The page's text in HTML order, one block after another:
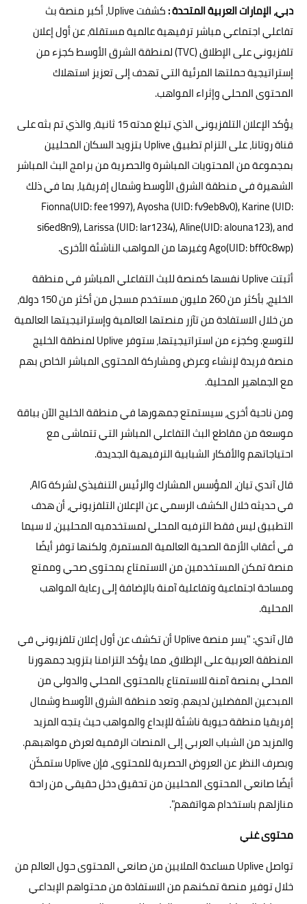
دبي، الإمارات العربية المتحدة:
كشفت Uplive، أكبر منصة بث
تفاعلي اجتماعي مباشر ترفيهية عالمية مستقلة، عن أول إعلان
تلفزيوني على الإطلاق (TVC) لمنطقة الشرق الأوسط كجزء من
إستراتيجية حملتها المرئية التي تهدف إلى تعزيز استهلاك
المحتوى المحلي وإثراء المواهب.
يؤكد الإعلان التلفزيوني الذي تبلغ مدته 15 ثانية، والذي تم بثه على
قناة روتانا، على التزام تطبيق Uplive بتزويد السكان المحليين
بمجموعة من المحتويات المباشرة والحصرية من برامج البث المباشر
الشهيرة في منطقة الشرق الأوسط وشمال إفريقيا، بما في ذلك
Fionna(UID: fee1997), Ayosha (UID: fv9eb8v0), Karine (UID:
si6ed8n9), Larissa (UID: lar1234), Aline(UID: alouna123), and
Ago(UID: bff0c8wp) وغيرها من المواهب الناشئة الأخرى.
أثبتت Uplive نفسها كمنصة للبث التفاعلي المباشر في منطقة
الخليج، بأكثر من 260 مليون مستخدم مسجل من أكثر من 150 دولة،
من خلال الاستفادة من تآزر منصتها العالمية وإستراتيجيتها العالمية
للتوسع. وكجزء من استراتيجيتها، ستوفر Uplive لمنطقة الخليج
منصة فريدة لإنشاء وعرض ومشاركة المحتوى المباشر الخاص بهم
مع الجماهير المحلية.
ومن ناحية أخرى، سيستمتع جمهورها في منطقة الخليج الآن بباقة
موسعة من مقاطع البث التفاعلي المباشر التي تتماشى مع
احتياجاتهم والأفكار الشبابية الترفيهية الجديدة.
قال آندي تيان، المؤسس المشارك والرئيس التنفيذي لشركة AIG،
في حديثه خلال الكشف الرسمي عن الإعلان التلفزيوني، أن هدف
التطبيق ليس فقط الترفيه المحلي لمستخدميه المحليين، لا سيما
في أعقاب الأزمة الصحية العالمية المستمرة، ولكنها توفر أيضًا
منصة تمكن المستخدمين من الاستمتاع بمحتوى صحي وممتع
ومساحة اجتماعية وتفاعلية آمنة بالإضافة إلى رعاية المواهب
المحلية.
قال آندي: "يسر منصة Uplive أن تكشف عن أول إعلان تلفزيوني في
المنطقة العربية على الإطلاق، مما يؤكد التزامنا بتزويد جمهورنا
المحلي بمنصة آمنة للاستمتاع بالمحتوى المحلي والدولي من
المبدعين المفضلين لديهم. وتعد منطقة الشرق الأوسط وشمال
إفريقيا منطقة حيوية ناشئة للإبداع والمواهب حيث يتجه المزيد
والمزيد من الشباب العربي إلى المنصات الرقمية لعرض مواهبهم.
وبصرف النظر عن العروض الحصرية للمحتوى، فإن Uplive ستمكّن
أيضًا صانعي المحتوى المحليين من تحقيق دخل حقيقي من راحة
منازلهم باستخدام هواتفهم".
محتوى غني
تواصل Uplive مساعدة الملايين من صانعي المحتوى حول العالم من
خلال توفير منصة تمكنهم من الاستفادة من محتواهم الإبداعي